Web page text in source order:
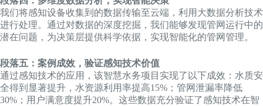
我们将感知设备收集到的数据传输至云端，利用大数据分析技术
进行处理。通过对数据的深度挖掘，我们能够发现管网运行中的
潜在问题，为决策层提供科学依据，实现智能化的管网管理。
段落五：案例成效，验证感知技术价值
通过感知技术的应用，该智慧水务项目实现了以下成效：水质安
全得到显著提升，水资源利用率提高15%；管网泄漏率降低
30%；用户满意度提升20%。这些数据充分验证了感知技术在智